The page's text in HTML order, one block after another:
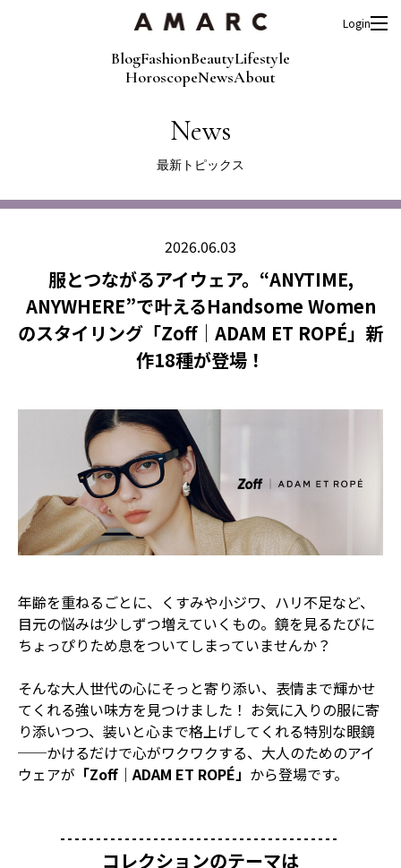
BlogFashionBeautyLifestyle
HoroscopeNewsAbout
Login
News
最新トピックス
2026.06.03
服とつながるアイウェア。“ANYTIME,
ANYWHERE”で叶えるHandsome Women
のスタイリング「Zoff｜ADAM ET ROPÉ」新
作18種が登場！
年齢を重ねるごとに、くすみや小ジワ、ハリ不足など、
目元の悩みは少しずつ増えていくもの。鏡を見るたびに
ちょっぴりため息をついてしまっていませんか？
そんな大人世代の心にそっと寄り添い、表情まで輝かせ
てくれる強い味方を見つけました！ お気に入りの服に寄
り添いつつ、装いと心まで格上げしてくれる特別な眼鏡
──かけるだけで心がワクワクする、大人のためのアイ
ウェアが 「Zoff｜ADAM ET ROPÉ」 から登場です。
コレクションのテーマは